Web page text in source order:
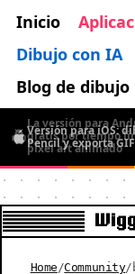
Inicio
Dibujo con IA
Blog de dibujo
La versión para
gratis por tiempo
pixel art animado
Versión para iOS:
Pencil y exporta
Home /Community/